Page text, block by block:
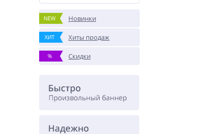
NEW Новинки
ХИТ Хиты продаж
% Скидки